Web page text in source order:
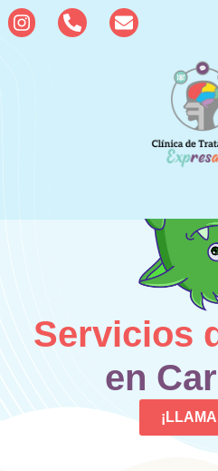
Servicios
en